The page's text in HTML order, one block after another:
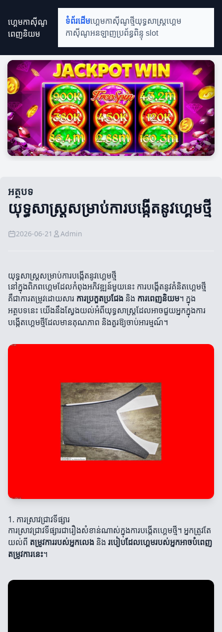
ហ្គេមកាស៊ីណូ
ពេញនិយម
ទំព័រដើមហ្គេមកាស៊ីណូថ្មីយុទ្ធសាស្ត្រហ្គេម
កាស៊ីណូអនឡាញប្រព័ន្ធពិន្ទុ slot
អត្ថបទ
យុទ្ធសាស្ត្រសម្រាប់ការបង្កើតនូវហ្គេមថ្មី
2026-06-21 Admin
យុទ្ធសាស្ត្រសម្រាប់ការបង្កើតនូវហ្គេមថ្មី
នៅក្នុងពិភពហ្គេមដែលកំពុងអភិវឌ្ឍន៍មួយនេះ ការបង្កើតនូវគំនិតហ្គេមថ្មី
គឺជាការតម្រូវដោយសារ ការប្រកួតប្រជែង និង ការពេញនិយម។ ក្នុង
អត្ថបទនេះ យើងនឹងស្វែងយល់អំពីយុទ្ធសាស្ត្រដែលអាចជួយអ្នកក្នុងការ
បង្កើតហ្គេមថ្មីដែលមានគុណភាព និងគួរឱ្យចាប់អារម្មណ៍។
1. ការស្រាវជ្រាវទីផ្សារ
ការស្រាវជ្រាវទីផ្សារជារឿងសំខាន់ណាស់ក្នុងការបង្កើតហ្គេមថ្មី។ អ្នកត្រូវតែ
យល់ពី តម្រូវការរបស់អ្នកលេង និង របៀបដែលហ្គេមរបស់អ្នកអាចបំពេញ
តម្រូវការនេះ។